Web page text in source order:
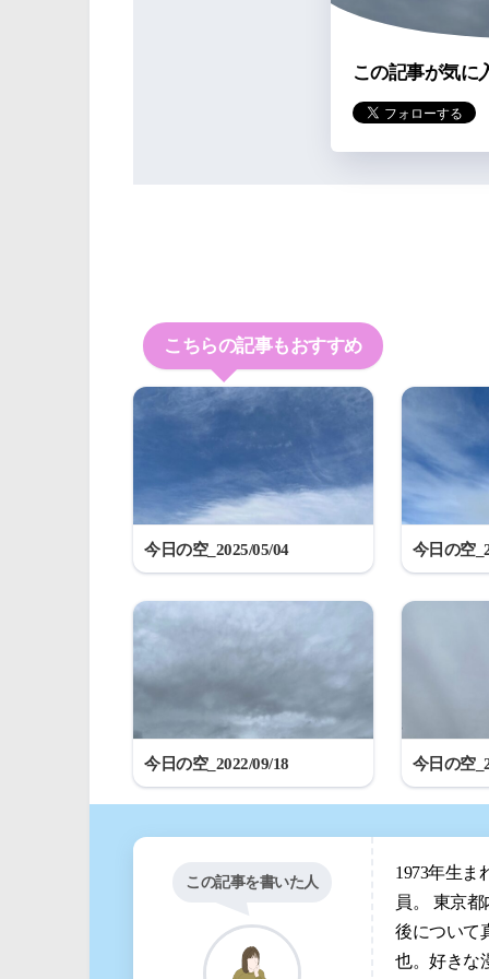
この記事が気に
こちらの記事もおすすめ
今日の空_2025/05/04 今日の空
今日の空_2022/09/18 今日の空
この記事を書いた人
1973年生ま
員。 東京
後について
也。好きな